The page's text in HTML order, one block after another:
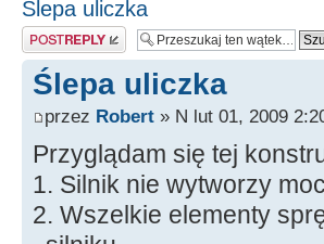
Ślepa uliczka
Odpowiedz
Ślepa uliczka
przez Robert » N lut 01, 2009
Przyglądam się tej
1. Silnik nie wytworzy
2. Wszelkie elementy